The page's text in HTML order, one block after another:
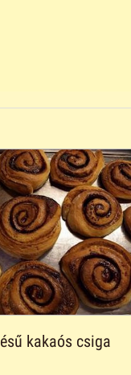
kakaós csiga